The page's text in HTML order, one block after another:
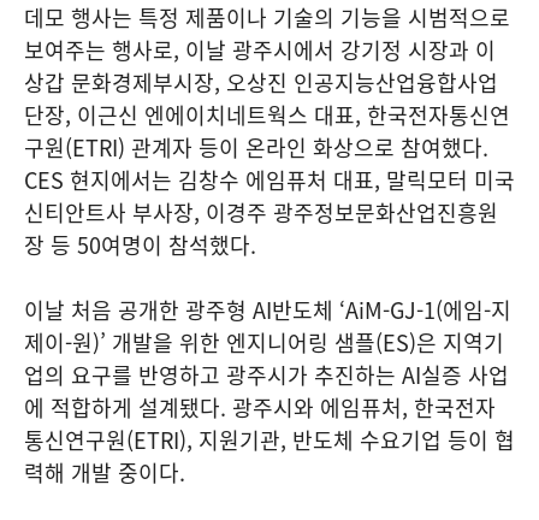
데모 행사는 특정 제품이나 기술의 기능을 시범적으로
보여주는 행사로, 이날 광주시에서 강기정 시장과 이
상갑 문화경제부시장, 오상진 인공지능산업융합사업
단장, 이근신 엔에이치네트웍스 대표, 한국전자통신연
구원(ETRI) 관계자 등이 온라인 화상으로 참여했다.
CES 현지에서는 김창수 에임퓨처 대표, 말릭모터 미국
신티안트사 부사장, 이경주 광주정보문화산업진흥원
장 등 50여명이 참석했다.
이날 처음 공개한 광주형 AI반도체 ‘AiM-GJ-1(에임-지
제이-원)’ 개발을 위한 엔지니어링 샘플(ES)은 지역기
업의 요구를 반영하고 광주시가 추진하는 AI실증 사업
에 적합하게 설계됐다. 광주시와 에임퓨처, 한국전자
통신연구원(ETRI), 지원기관, 반도체 수요기업 등이 협
력해 개발 중이다.